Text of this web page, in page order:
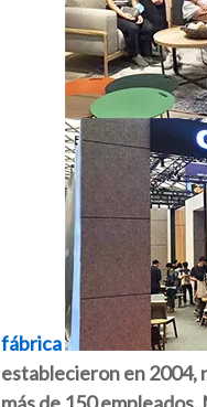
fábrica
establecieron en 2004,